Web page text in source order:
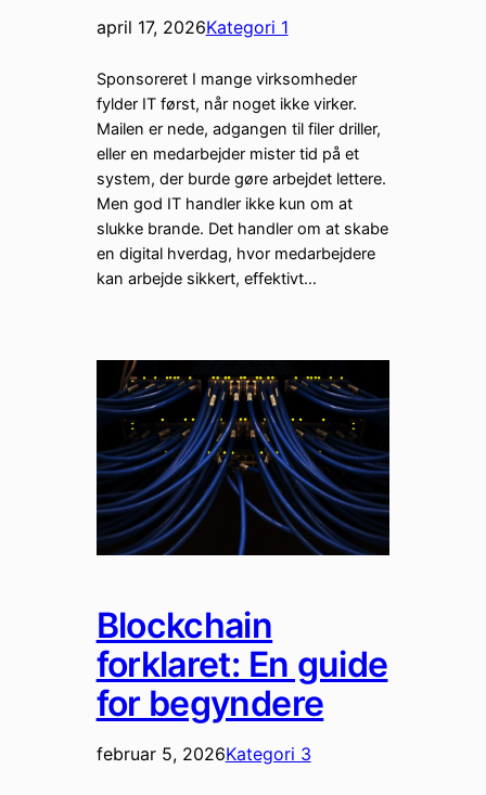
april 17, 2026Kategori 1
Sponsoreret I mange virksomheder
fylder IT først, når noget ikke virker.
Mailen er nede, adgangen til filer driller,
eller en medarbejder mister tid på et
system, der burde gøre arbejdet lettere.
Men god IT handler ikke kun om at
slukke brande. Det handler om at skabe
en digital hverdag, hvor medarbejdere
kan arbejde sikkert, effektivt…
Blockchain
forklaret: En guide
for begyndere
februar 5, 2026Kategori 3